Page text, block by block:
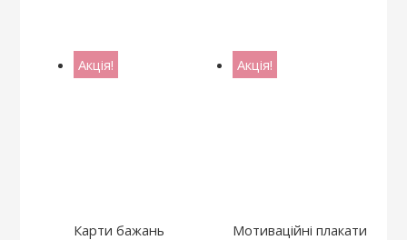
Акція!
Карти бажань
Акція!
Мотиваційні плакати